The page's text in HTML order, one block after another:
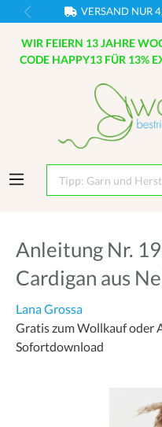
VERSAND NUR
WIR FEIERN 13 JAHRE
CODE HAPPY13 FÜR 13%
Tipp: Garn und
Anleitung Nr.
Cardigan aus
Lana Grossa
Gratis zum Wollkauf oder
Sofortdownload